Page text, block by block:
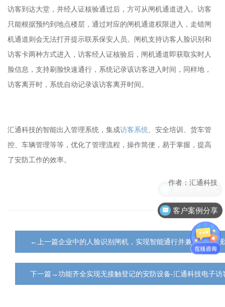
访客到达大堂，并经人证核验通过后，方可从闸机通道进入。访客
只能根据预约到地点楼层，通过对应的闸机通道权限进入，走错闸
机通道则会无法打开提示联系保安人员。闸机支持访客人脸识别和
访客卡两种方式进入，访客经人证核验后，闸机通道即获取实时人
脸信息，支持刷脸快速通行，系统记录该访客进入时间，同样地，
访客离开时，系统自动记录该访客离开时间。
汇通科技的智能出入管理系统，集成访客系统 、安全培训、货车管
控、车辆管理等等，优化了管理流程，操作简便，易于掌握，提高
了安防工作的效率。
作者：汇通科技
←上一篇企业中的人脸识别闸机，实现智能通行并兼顾人员考
下一篇→功能齐全实现无接触登记的安防设备-汇通科技电子访
客户案例分享